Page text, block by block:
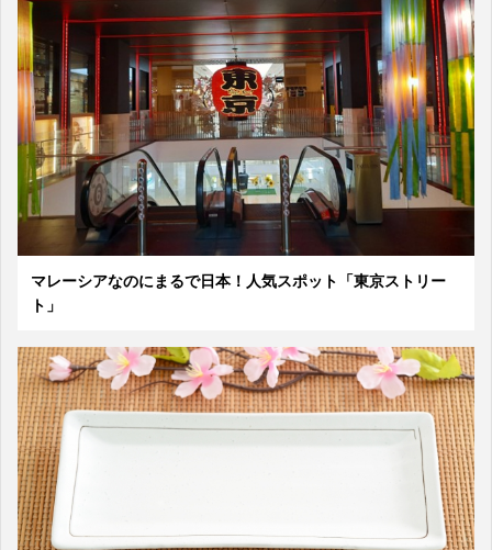
マレーシアなのにまるで日本！人気スポット「東京ストリー
ト」